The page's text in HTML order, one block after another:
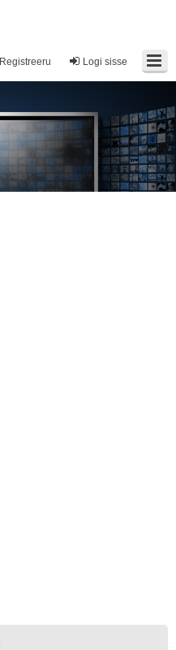
Logi sisse
Registreeru